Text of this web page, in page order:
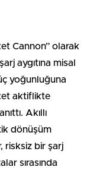
Cannon” olarak
aygıtına misal
yoğunluğuna
aktiflikte
Akıllı
dönüşüm
risksiz bir şarj
sırasında